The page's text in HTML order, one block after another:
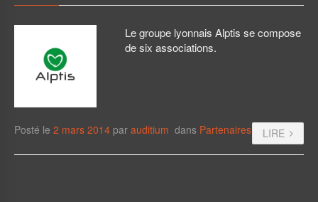
Le groupe lyonnais Alptis se compose
de six associations.
Posté le 2 mars 2014 par auditium dans Partenaires LIRE